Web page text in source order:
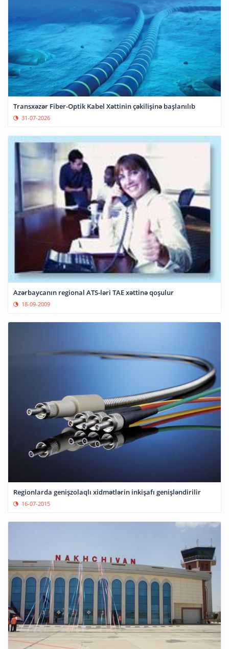
Transxəzər Fiber-Optik Kabel Xəttinin çəkilişinə başlanılıb
31-07-2026
Azərbaycanın regional ATS-ləri TAE xəttinə qoşulur
18-09-2009
Regionlarda genişzolaqlı xidmətlərin inkişafı genişləndirilir
16-07-2015